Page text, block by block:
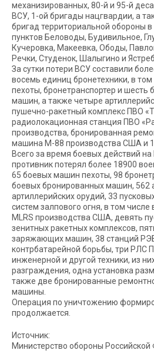
механизированных, 80-й и 95-й
ВСУ, 1-ой бригады нацгвардии, а
бригад территориальной обороны
пунктов Беловоды, Будивильное,
Кучеровка, Макеевка, Ободы,
Речки, Студенок, Шалыгино и
За сутки потери ВСУ составили
восемь единиц бронетехники, в
пехоты, бронетранспортер и шесть
машин, а также четыре
пушечно-ракетный комплекс ПВО
радиолокационная станция ПВО
производства, бронированная
машина М-88 производства США и
Всего за время боевых действий
противник потерял более 18900
65 боевых машин пехоты, 98
боевых бронированных машин, 562
артиллерийских орудий, 33
систем залпового огня, в том
MLRS производства США, девять
зенитных ракетных комплексов,
заряжающих машин, 38 станций
контрбатарейной борьбы, три РЛС
инженерной и другой техники, из
разграждения, одна установка
также две бронированные
машины.
Операция по уничтожению
продолжается.
Источник:
Министерство обороны